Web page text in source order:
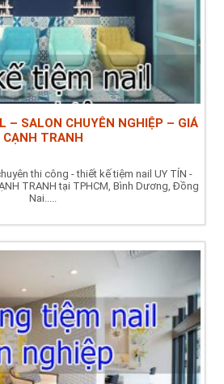
– SALON CHUYÊN NGHIỆP – GIÁ
CẠNH TRANH
thi công - thiết kế tiệm nail UY TÍN -
TRANH tại TPHCM, Bình Dương, Đồng
Nai.....